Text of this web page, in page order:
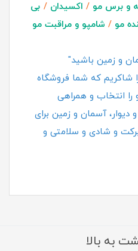
و برس مو / اکسیدان / بی
مو / شامپو و مراقبت مو
و زمین باشید"
شاکریم که شما فروشگاه
انتخاب و همراهی
دیوار، آسمان و زمین برای
برکت و شادی و سلامتی و
به بالا